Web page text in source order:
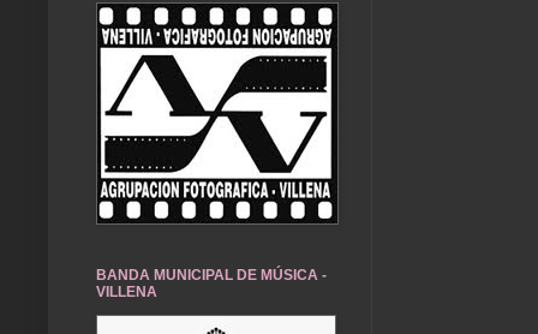
BANDA MUNICIPAL DE MÚSICA -
VILLENA